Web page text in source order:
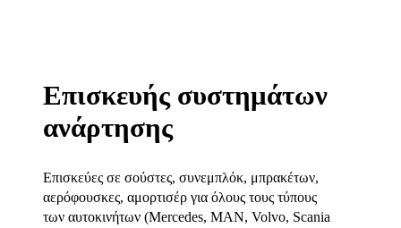
Επισκευής συστημάτων
ανάρτησης
Επισκεύες σε σούστες, συνεμπλόκ, μπρακέτων,
αερόφουσκες, αμορτισέρ για όλους τους τύπους
των αυτοκινήτων (Mercedes, MAN, Volvo, Scania